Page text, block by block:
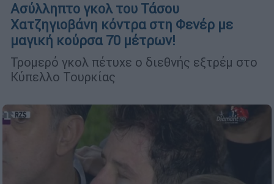
Ασύλληπτο γκολ του Τάσου
Χατζηγιοβάνη κόντρα στη Φενέρ με
μαγική κούρσα 70 μέτρων!
Τρομερό γκολ πέτυχε ο διεθνής εξτρέμ στο
Κύπελλο Τουρκίας